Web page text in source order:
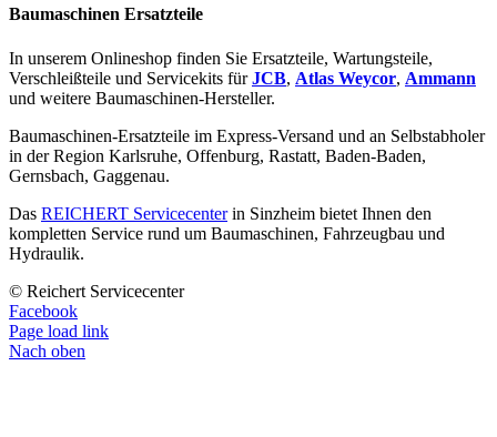
Baumaschinen Ersatzteile
In unserem Onlineshop finden Sie Ersatzteile, Wartungsteile,
Verschleißteile und Servicekits fürJCB, Atlas Weycor, Ammann
und weitere Baumaschinen-Hersteller.
Baumaschinen-Ersatzteile im Express-Versand und an Selbstabholer
in der Region Karlsruhe, Offenburg, Rastatt, Baden-Baden,
Gernsbach, Gaggenau.
Das REICHERT Servicecenterin Sinzheim bietet Ihnen den
kompletten Service rund um Baumaschinen, Fahrzeugbau und
Hydraulik.
© Reichert Servicecenter
Facebook
Page load link
Nach oben